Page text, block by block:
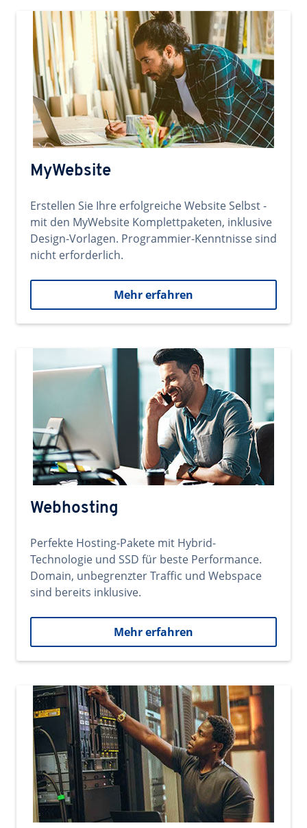
MyWebsite
Erstellen Sie Ihre erfolgreiche Website Selbst -
mit den MyWebsite Komplettpaketen, inklusive
Design-Vorlagen. Programmier-Kenntnisse sind
nicht erforderlich.
Mehr erfahren
Webhosting
Perfekte Hosting-Pakete mit Hybrid-
Technologie und SSD für beste Performance.
Domain, unbegrenzter Traffic und Webspace
sind bereits inklusive.
Mehr erfahren